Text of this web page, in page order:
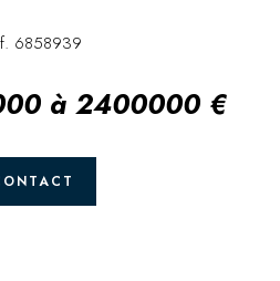
6858939
à 2400000 €